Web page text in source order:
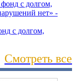
с долгом,
Смотреть все